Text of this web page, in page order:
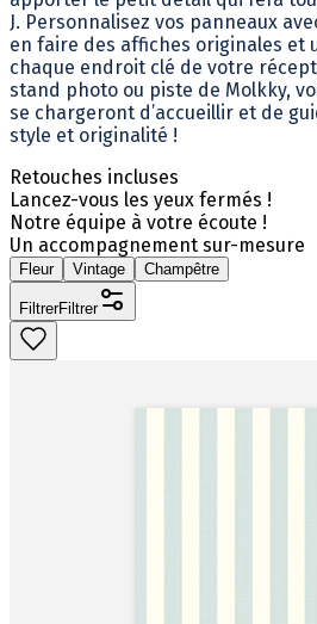
J. Personnalisez vos panneaux
en faire des affiches originales et
chaque endroit clé de votre
stand photo ou piste de Molkky,
se chargeront d’accueillir et de
style et originalité !
Retouches incluses
Lancez-vous les yeux fermés !
Notre équipe à votre écoute !
Un accompagnement sur-mesure
Fleur Vintage Champêtre
FiltrerFiltrer